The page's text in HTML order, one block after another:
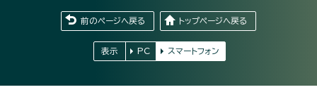
前のページへ戻る トップページへ戻る
表示 PC スマートフォン